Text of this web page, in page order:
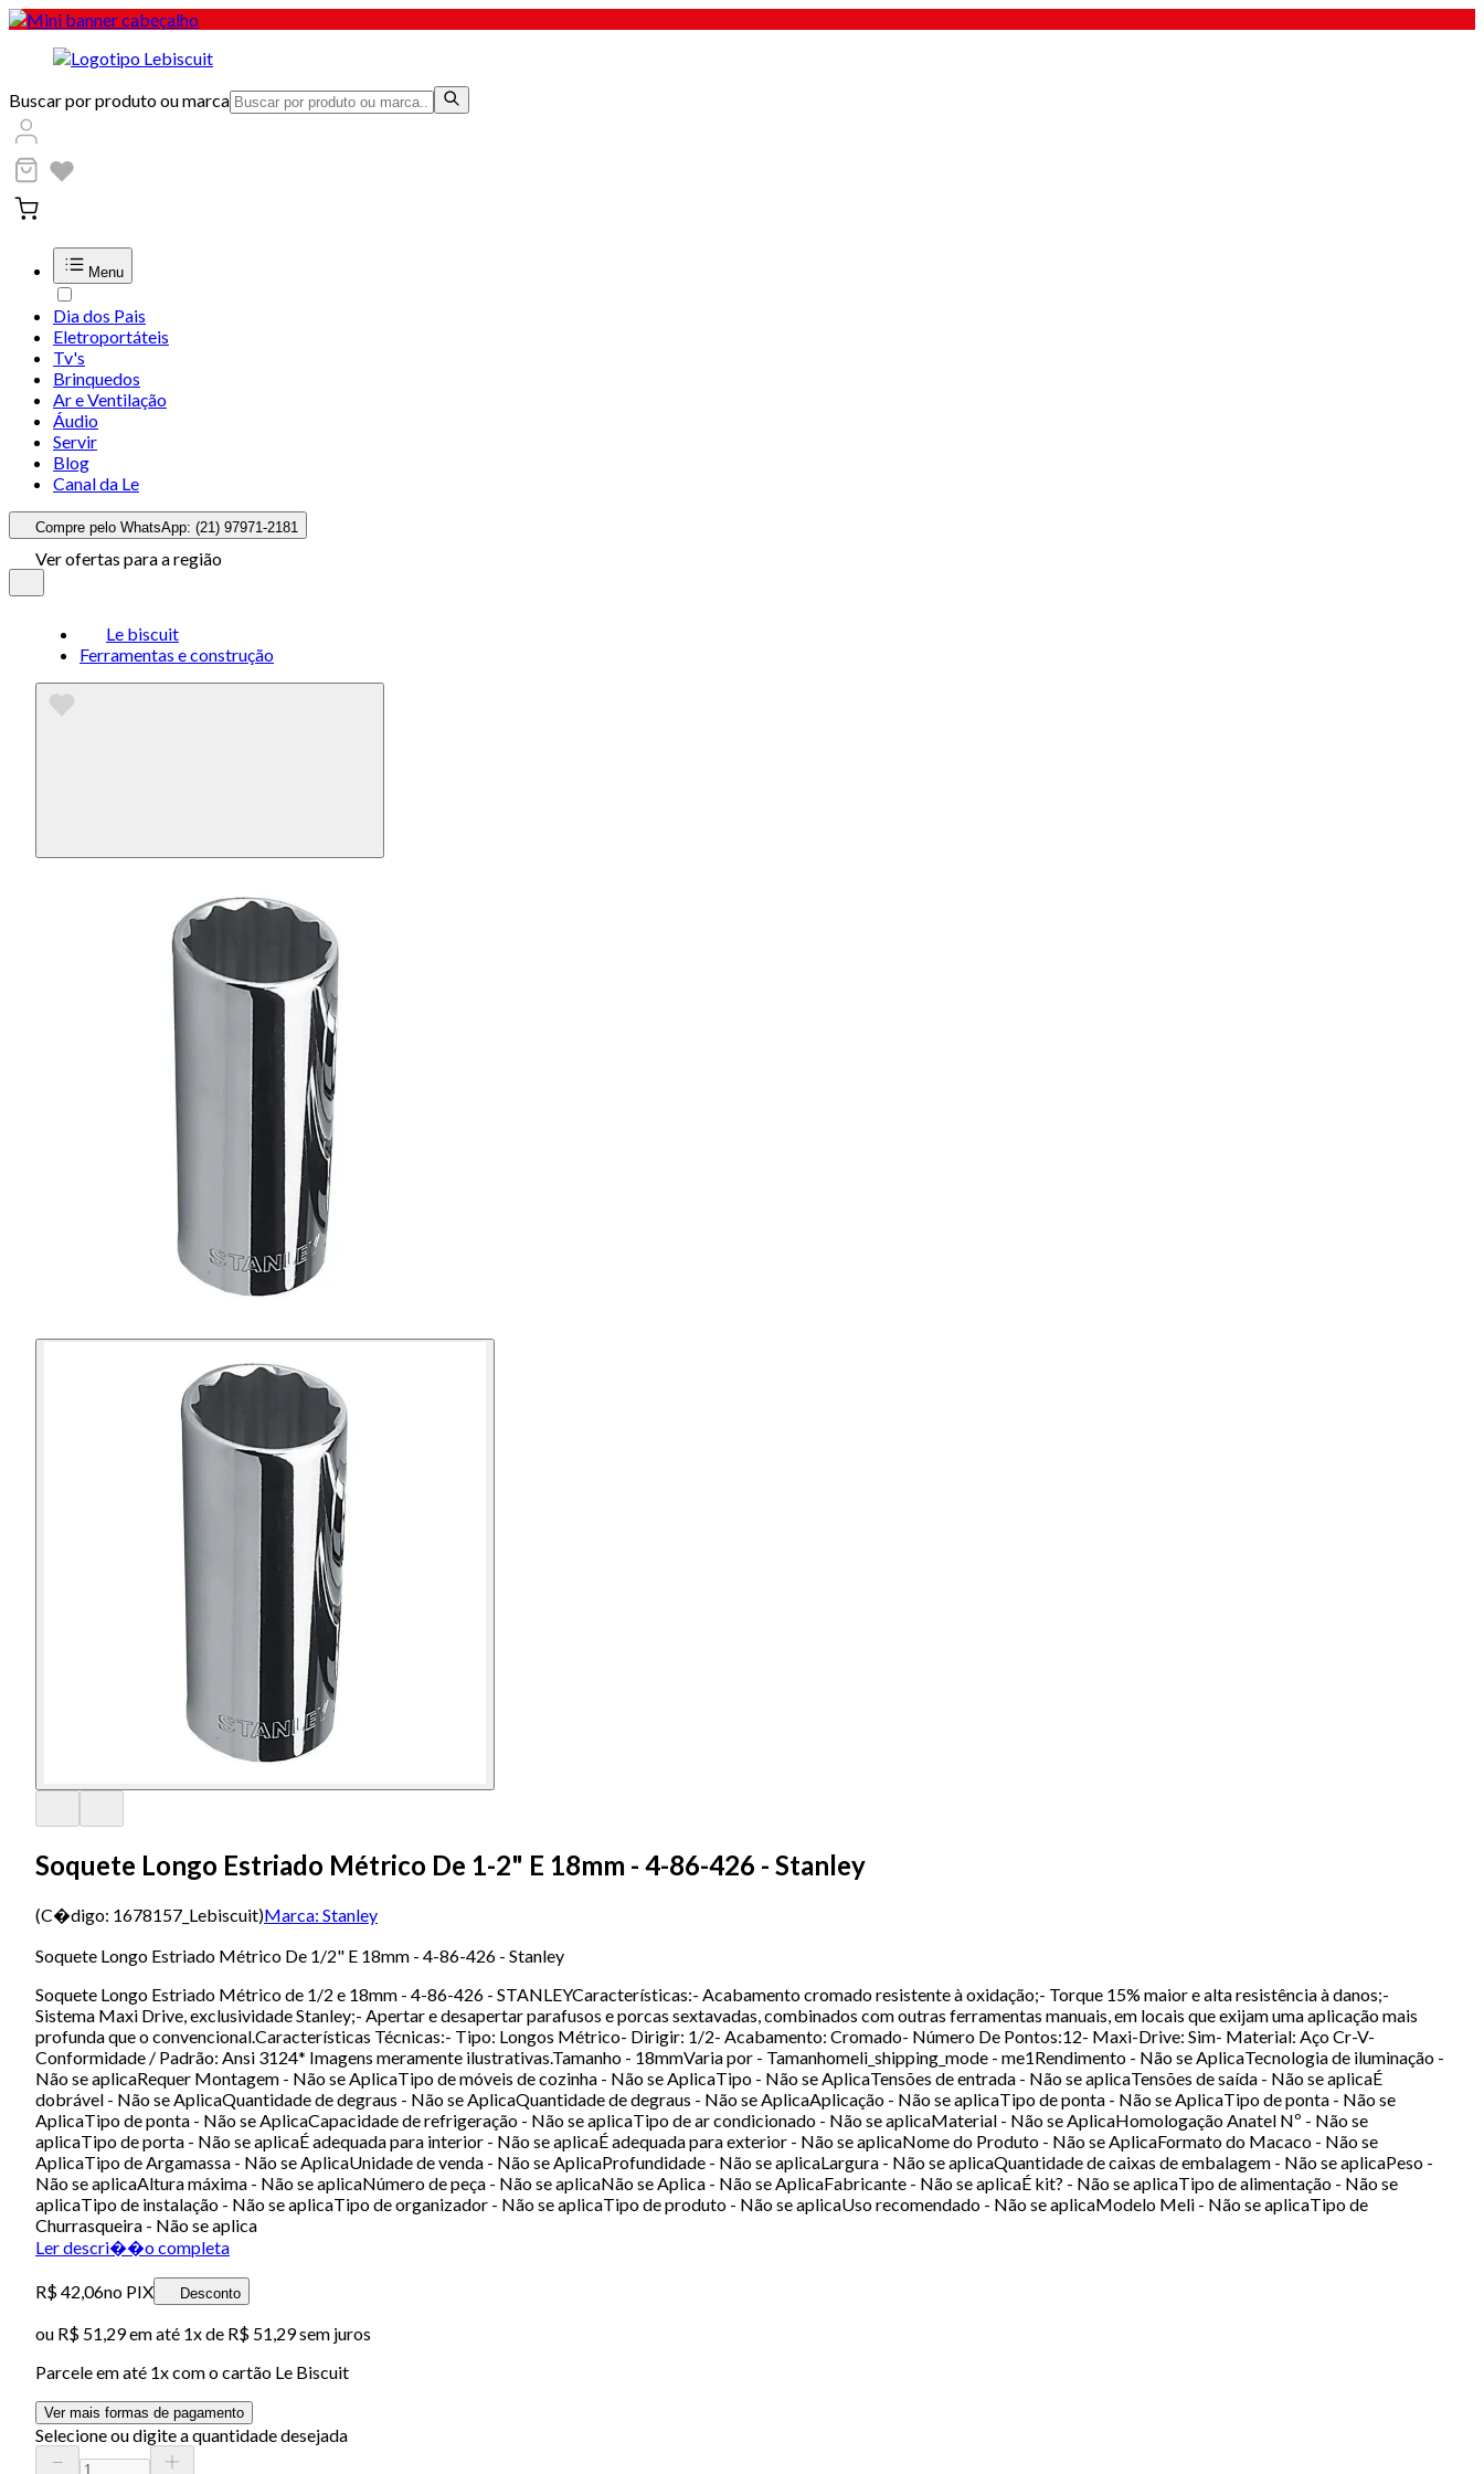
Buscar por produto ou marca
Menu
Dia dos Pais
Eletroportáteis
Tv's
Brinquedos
Ar e Ventilação
Áudio
Servir
Blog
Canal da Le
Compre pelo WhatsApp: (21) 97971-2181
Ver ofertas para a região
Le biscuit
Ferramentas e construção
Soquete Longo Estriado Métrico De 1-2" E 18mm - 4-86-426 - Stanley
(C�digo: 1678157_Lebiscuit)Marca: Stanley
Soquete Longo Estriado Métrico De 1/2" E 18mm - 4-86-426 - Stanley
Soquete Longo Estriado Métrico de 1/2 e 18mm - 4-86-426 - STANLEYCaracterísticas:- Acabamento cromado resistente à oxidação;- Torque 15% maior e alta resistência à danos;-
Sistema Maxi Drive, exclusividade Stanley;- Apertar e desapertar parafusos e porcas sextavadas, combinados com outras ferramentas manuais, em locais que exijam uma aplicação mais
profunda que o convencional.Características Técnicas:- Tipo: Longos Métrico- Dirigir: 1/2- Acabamento: Cromado- Número De Pontos:12- Maxi-Drive: Sim- Material: Aço Cr-V-
Conformidade / Padrão: Ansi 3124* Imagens meramente ilustrativas.Tamanho - 18mmVaria por - Tamanhomeli_shipping_mode - me1Rendimento - Não se AplicaTecnologia de iluminação -
Não se aplicaRequer Montagem - Não se AplicaTipo de móveis de cozinha - Não se AplicaTipo - Não se AplicaTensões de entrada - Não se aplicaTensões de saída - Não se aplicaÉ
dobrável - Não se AplicaQuantidade de degraus - Não se AplicaQuantidade de degraus - Não se AplicaAplicação - Não se aplicaTipo de ponta - Não se AplicaTipo de ponta - Não se
AplicaTipo de ponta - Não se AplicaCapacidade de refrigeração - Não se aplicaTipo de ar condicionado - Não se aplicaMaterial - Não se AplicaHomologação Anatel Nº - Não se
aplicaTipo de porta - Não se aplicaÉ adequada para interior - Não se aplicaÉ adequada para exterior - Não se aplicaNome do Produto - Não se AplicaFormato do Macaco - Não se
AplicaTipo de Argamassa - Não se AplicaUnidade de venda - Não se AplicaProfundidade - Não se aplicaLargura - Não se aplicaQuantidade de caixas de embalagem - Não se aplicaPeso -
Não se aplicaAltura máxima - Não se aplicaNúmero de peça - Não se aplicaNão se Aplica - Não se AplicaFabricante - Não se aplicaÉ kit? - Não se aplicaTipo de alimentação - Não se
aplicaTipo de instalação - Não se aplicaTipo de organizador - Não se aplicaTipo de produto - Não se aplicaUso recomendado - Não se aplicaModelo Meli - Não se aplicaTipo de
Churrasqueira - Não se aplica
Ler descri��o completa
R$ 42,06no PIX Desconto
ou R$ 51,29em até 1x de R$ 51,29sem juros
Parcele em até 1x com o cartão Le Biscuit
Ver mais formas de pagamento
Selecione ou digite a quantidade desejada